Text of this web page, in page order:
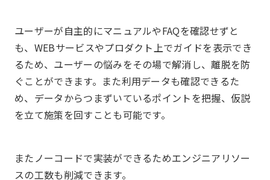
ユーザーが自主的にマニュアルやFAQを確認せずと
も、WEBサービスやプロダクト上でガイドを表示でき
るため、ユーザーの悩みをその場で解消し、離脱を防
ぐことができます。また利用データも確認できるた
め、データからつまずいているポイントを把握、仮説
を立て施策を回すことも可能です。
またノーコードで実装ができるためエンジニアリソー
スの工数も削減できます。